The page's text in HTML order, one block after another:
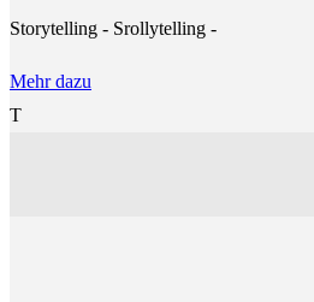
Storytelling - Srollytelling -
Mehr dazu
T